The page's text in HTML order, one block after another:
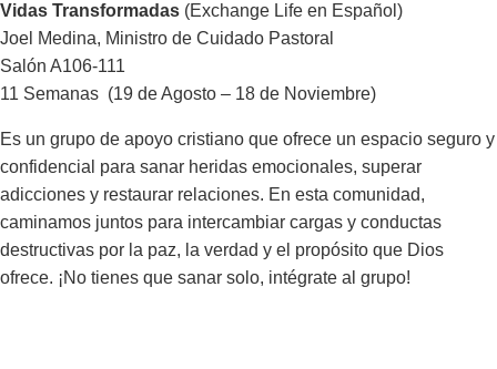
Vidas Transformadas (Exchange Life en Español)
Joel Medina, Ministro de Cuidado Pastoral
Salón A106-111
11 Semanas (19 de Agosto – 18 de Noviembre)
Es un grupo de apoyo cristiano que ofrece un espacio seguro y
confidencial para sanar heridas emocionales, superar
adicciones y restaurar relaciones. En esta comunidad,
caminamos juntos para intercambiar cargas y conductas
destructivas por la paz, la verdad y el propósito que Dios
ofrece. ¡No tienes que sanar solo, intégrate al grupo!